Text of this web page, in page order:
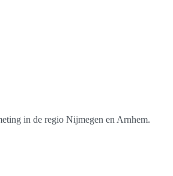
in de regio Nijmegen en Arnhem.